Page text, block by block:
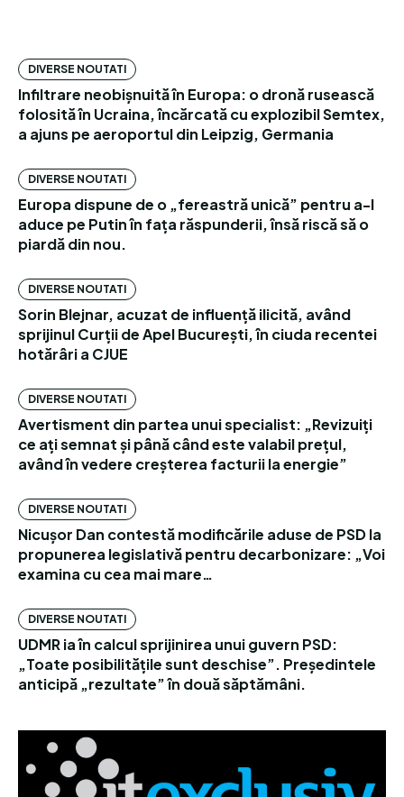
DIVERSE NOUTATI
Infiltrare neobișnuită în Europa: o dronă rusească
folosită în Ucraina, încărcată cu explozibil Semtex,
a ajuns pe aeroportul din Leipzig, Germania
DIVERSE NOUTATI
Europa dispune de o „fereastră unică” pentru a-l
aduce pe Putin în fața răspunderii, însă riscă să o
piardă din nou.
DIVERSE NOUTATI
Sorin Blejnar, acuzat de influență ilicită, având
sprijinul Curții de Apel București, în ciuda recentei
hotărâri a CJUE
DIVERSE NOUTATI
Avertisment din partea unui specialist: „Revizuiți
ce ați semnat și până când este valabil prețul,
având în vedere creșterea facturii la energie”
DIVERSE NOUTATI
Nicușor Dan contestă modificările aduse de PSD la
propunerea legislativă pentru decarbonizare: „Voi
examina cu cea mai mare…
DIVERSE NOUTATI
UDMR ia în calcul sprijinirea unui guvern PSD:
„Toate posibilitățile sunt deschise”. Președintele
anticipă „rezultate” în două săptămâni.